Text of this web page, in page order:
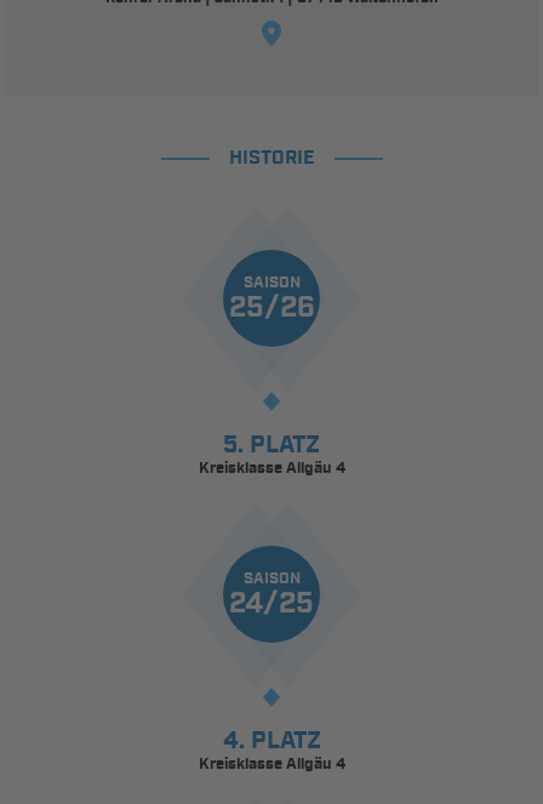
HISTORIE
SAISON
25/26
5. PLATZ
Kreisklasse Allgäu 4
SAISON
24/25
4. PLATZ
Kreisklasse Allgäu 4